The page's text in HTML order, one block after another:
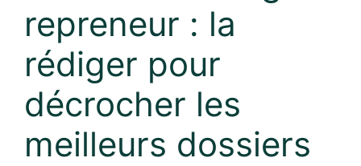
repreneur : la
rédiger pour
décrocher les
meilleurs dossiers